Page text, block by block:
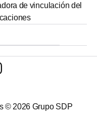
de vinculación del
© 2026 Grupo SDP